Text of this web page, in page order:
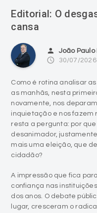
Editorial: O
cansa
person João Paulo
access_time 30/07/2026
Como é rotina analisar
as manhãs, nesta
novamente, nos
inquietação e nos fazem
resta a pergunta: por
desanimador,
mais uma eleição, que
cidadão?
A impressão que fica
confiança nas
dos anos. O debate
lugar, cresceram o